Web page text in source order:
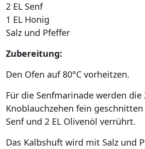
2 EL Senf
1 EL Honig
Salz und Pfeffer
Zubereitung:
Den Ofen auf 80°C vorheitzen.
Für die Senfmarinade werden die
Knoblauchzehen fein
Senf und 2 EL Olivenöl verrührt.
Das Kalbshuft wird mit Salz und